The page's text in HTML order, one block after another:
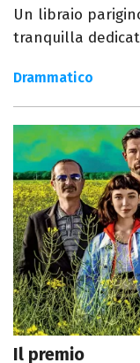
Un libraio
tranquilla
Drammatico
Il premio